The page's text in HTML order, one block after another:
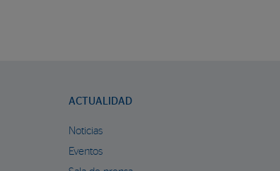
ACTUALIDAD
Noticias
Eventos